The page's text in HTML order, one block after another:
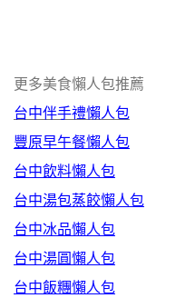
更多美食懶人包推薦
台中伴手禮懶人包
豐原早午餐懶人包
台中飲料懶人包
台中湯包蒸餃懶人包
台中冰品懶人包
台中湯圓懶人包
台中飯糰懶人包